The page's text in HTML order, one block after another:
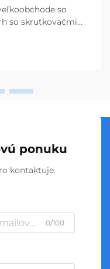
so
so skrutkovačmi
od obchodov so
S
ponuku
kontaktuje.
0/100